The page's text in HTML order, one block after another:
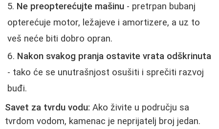
Ne preopterećujte mašinu - pretrpan bubanj
opterećuje motor, ležajeve i amortizere, a uz to
veš neće biti dobro opran.
Nakon svakog pranja ostavite vrata odškrinuta
- tako će se unutrašnjost osušiti i sprečiti razvoj
buđi.
Savet za tvrdu vodu: Ako živite u području sa
tvrdom vodom, kamenac je neprijatelj broj jedan.